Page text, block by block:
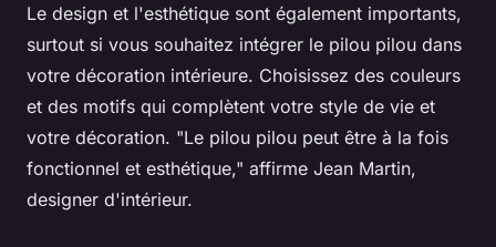
Le design et l'esthétique sont également importants,
surtout si vous souhaitez intégrer le pilou pilou dans
votre décoration intérieure. Choisissez des couleurs
et des motifs qui complètent votre style de vie et
votre décoration. "Le pilou pilou peut être à la fois
fonctionnel et esthétique," affirme Jean Martin,
designer d'intérieur.